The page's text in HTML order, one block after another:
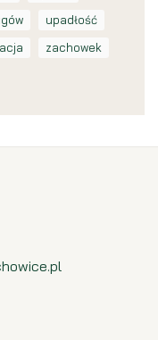
upadłość
zachowek